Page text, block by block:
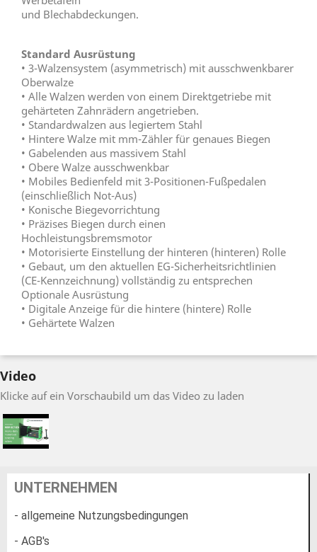
und Blechabdeckungen.
Standard Ausrüstung
• 3-Walzensystem (asymmetrisch) mit ausschwenkbarer
Oberwalze
• Alle Walzen werden von einem Direktgetriebe mit
gehärteten Zahnrädern angetrieben.
• Standardwalzen aus legiertem Stahl
• Hintere Walze mit mm-Zähler für genaues Biegen
• Gabelenden aus massivem Stahl
• Obere Walze ausschwenkbar
• Mobiles Bedienfeld mit 3-Positionen-Fußpedalen
(einschließlich Not-Aus)
• Konische Biegevorrichtung
• Präzises Biegen durch einen
Hochleistungsbremsmotor
• Motorisierte Einstellung der hinteren (hinteren) Rolle
• Gebaut, um den aktuellen EG-Sicherheitsrichtlinien
(CE-Kennzeichnung) vollständig zu entsprechen
Optionale Ausrüstung
• Digitale Anzeige für die hintere (hintere) Rolle
• Gehärtete Walzen
Video
Klicke auf ein Vorschaubild um das Video zu laden
UNTERNEHMEN
- allgemeine Nutzungsbedingungen
- AGB's